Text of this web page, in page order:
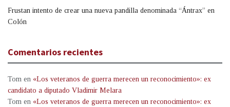
Frustan intento de crear una nueva pandilla denominada “Ántrax” en
Colón
Comentarios recientes
Tom en «Los veteranos de guerra merecen un reconocimiento»: ex
candidato a diputado Vladimir Melara
Tom en «Los veteranos de guerra merecen un reconocimiento»: ex